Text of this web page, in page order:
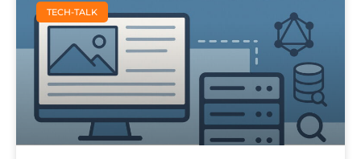
TECH-TALK